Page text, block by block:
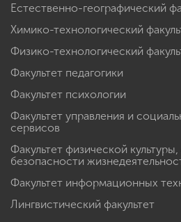
Естественно-географический
Химико-технологический
Физико-технологический
Факультет педагогики
Факультет психологии
Факультет управления и
сервисов
Факультет физической
безопасности
Факультет информационных
Лингвистический факультет